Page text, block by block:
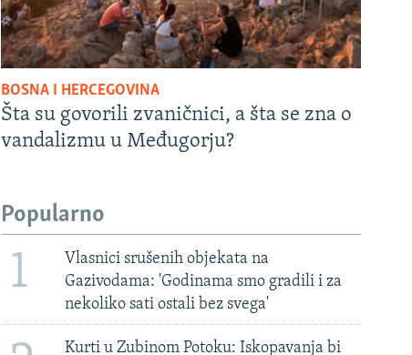
BOSNA I HERCEGOVINA
Šta su govorili zvaničnici, a šta se zna o
vandalizmu u Međugorju?
Popularno
1
Vlasnici srušenih objekata na
Gazivodama: 'Godinama smo gradili i za
nekoliko sati ostali bez svega'
Kurti u Zubinom Potoku: Iskopavanja bi